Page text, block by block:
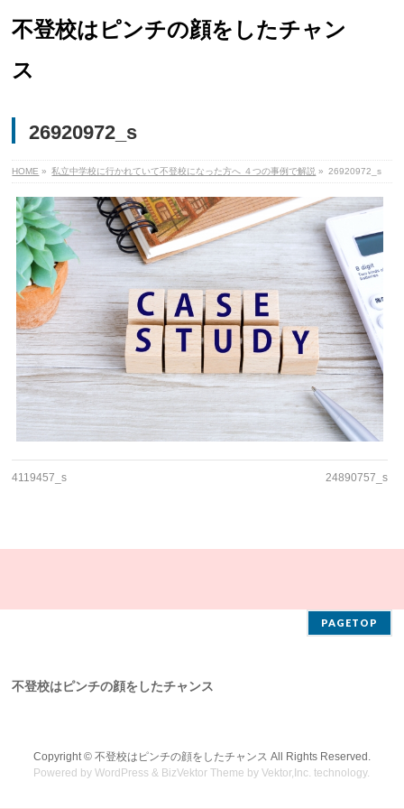
不登校はピンチの顔をしたチャン
ス
26920972_s
HOME » 私立中学校に行かれていて不登校になった方へ ４つの事例で解説 » 26920972_s
4119457_s 24890757_s
PAGETOP
不登校はピンチの顔をしたチャンス
Copyright © 不登校はピンチの顔をしたチャンス All Rights Reserved.
Powered byWordPress & BizVektor Theme byVektor,Inc. technology.